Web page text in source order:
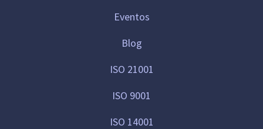
Eventos
Blog
ISO 21001
ISO 9001
ISO 14001